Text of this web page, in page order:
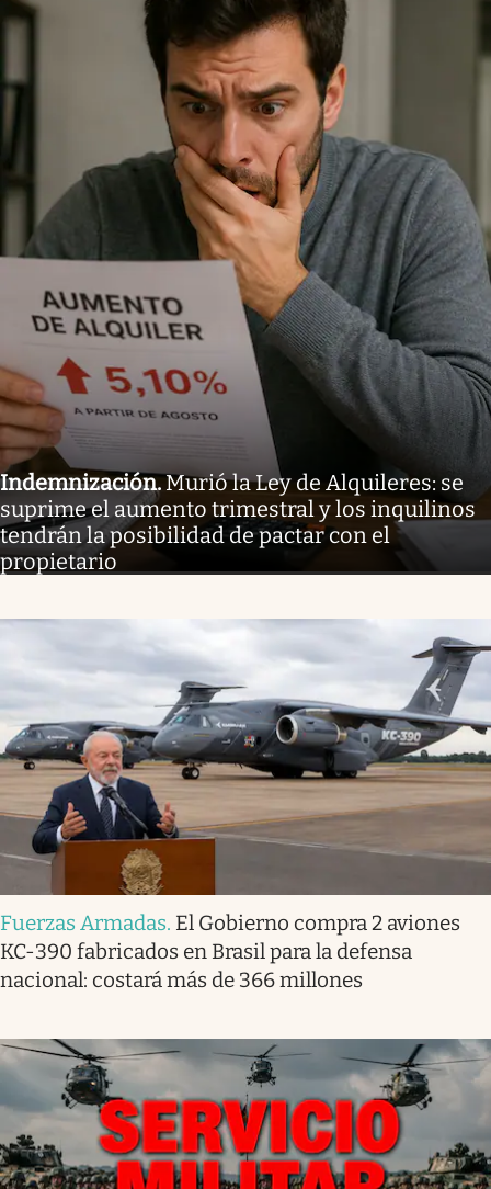
Indemnización.Murió la Ley de Alquileres: se
suprime el aumento trimestral y los inquilinos
tendrán la posibilidad de pactar con el
propietario
Fuerzas Armadas. El Gobierno compra 2 aviones
KC-390 fabricados en Brasil para la defensa
nacional: costará más de 366 millones